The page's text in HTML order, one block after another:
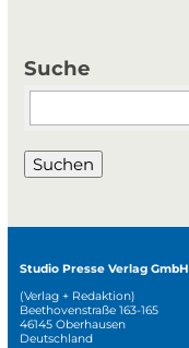
Suche
Suchbegriffe
Suchen
Studio Presse Verlag GmbH
(Verlag + Redaktion)
Beethovenstraße 163-165
46145 Oberhausen
Deutschland